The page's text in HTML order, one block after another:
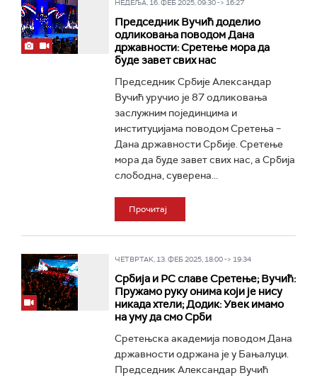
НЕДЕЉА, 16. ФЕБ 2025, 09:30 -> 16:27
Председник Вучић доделио
одликовања поводом Дана
државности: Сретење мора да
буде завет свих нас
Председник Србије Александар
Вучић уручио је 87 одликовања
заслужним појединцима и
институцијама поводом Сретења –
Дана државности Србије. Сретење
мора да буде завет свих нас, а Србија
слободна, суверена...
Прочитај
ЧЕТВРТАК, 13. ФЕБ 2025, 18:00 -> 19:34
Србија и РС славе Сретење; Вучић:
Пружамо руку онима који је нису
никада хтели; Додик: Увек имамо
на уму да смо Срби
Сретењска академија поводом Дана
државности одржана је у Бањалуци.
Председник Александар Вучић